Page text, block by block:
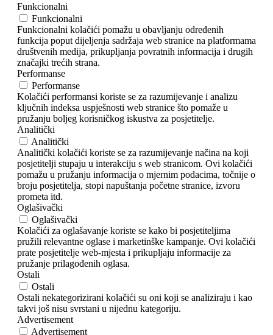
Funkcionalni
Funkcionalni
Funkcionalni kolačići pomažu u obavljanju određenih
funkcija poput dijeljenja sadržaja web stranice na platformama
društvenih medija, prikupljanja povratnih informacija i drugih
značajki trećih strana.
Performanse
Performanse
Kolačići performansi koriste se za razumijevanje i analizu
ključnih indeksa uspješnosti web stranice što pomaže u
pružanju boljeg korisničkog iskustva za posjetitelje.
Analitički
Analitički
Analitički kolačići koriste se za razumijevanje načina na koji
posjetitelji stupaju u interakciju s web stranicom. Ovi kolačići
pomažu u pružanju informacija o mjernim podacima, točnije o
broju posjetitelja, stopi napuštanja početne stranice, izvoru
prometa itd.
Oglašivački
Oglašivački
Kolačići za oglašavanje koriste se kako bi posjetiteljima
pružili relevantne oglase i marketinške kampanje. Ovi kolačići
prate posjetitelje web-mjesta i prikupljaju informacije za
pružanje prilagođenih oglasa.
Ostali
Ostali
Ostali nekategorizirani kolačići su oni koji se analiziraju i kao
takvi još nisu svrstani u nijednu kategoriju.
Advertisement
Advertisement